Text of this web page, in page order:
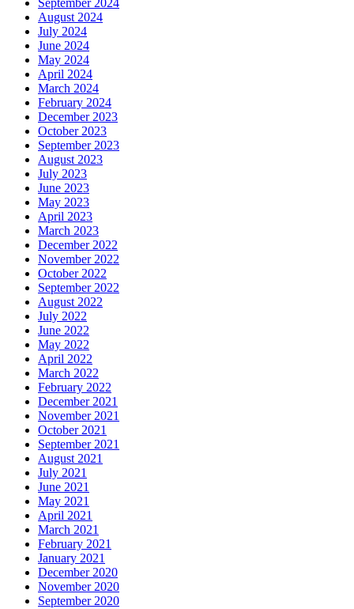
September 2024
August 2024
July 2024
June 2024
May 2024
April 2024
March 2024
February 2024
December 2023
October 2023
September 2023
August 2023
July 2023
June 2023
May 2023
April 2023
March 2023
December 2022
November 2022
October 2022
September 2022
August 2022
July 2022
June 2022
May 2022
April 2022
March 2022
February 2022
December 2021
November 2021
October 2021
September 2021
August 2021
July 2021
June 2021
May 2021
April 2021
March 2021
February 2021
January 2021
December 2020
November 2020
September 2020